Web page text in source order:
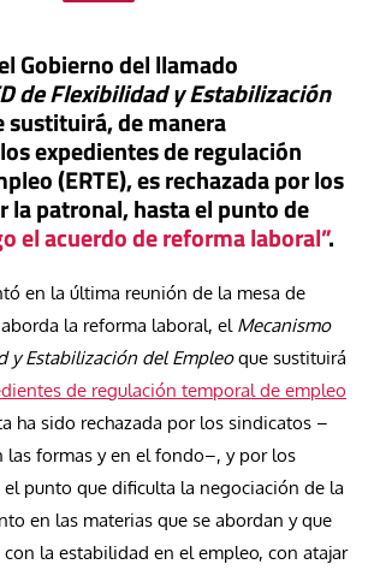
Gobierno del llamado
de Flexibilidad y Estabilización
de manera
expedientes de regulación
(ERTE), es rechazada por los
la patronal, hasta el punto de
el acuerdo de reforma laboral”.
en la última reunión de la mesa de
la reforma laboral, el Mecanismo
y Estabilización del Empleoque sustituirá
de regulación temporal de empleo
ha sido rechazada por los sindicatos –
las formas y en el fondo–, y por los
el punto que dificulta la negociación de la
en las materias que se abordan y que
con la estabilidad en el empleo, con atajar